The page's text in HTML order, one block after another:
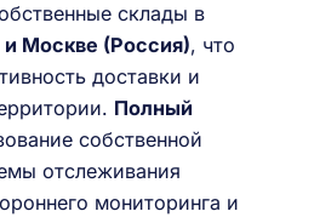
склады в
Москве (Россия), что
доставки и
Полный
собственной
отслеживания
мониторинга и